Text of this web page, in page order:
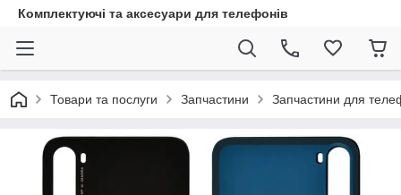
Комплектуючі та аксесуари для телефонів
Товари та послуги Запчастини Запчастини для